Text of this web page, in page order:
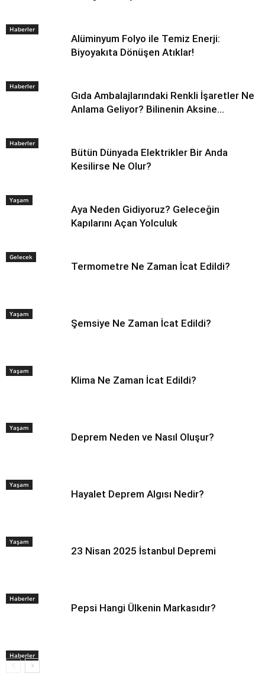
Haberler
Haberler
Alüminyum Folyo ile Temiz Enerji:
Biyoyakıta Dönüşen Atıklar!
Haberler
Gıda Ambalajlarındaki Renkli İşaretler Ne
Anlama Geliyor? Bilinenin Aksine…
Yaşam
Bütün Dünyada Elektrikler Bir Anda
Kesilirse Ne Olur?
Gelecek
Aya Neden Gidiyoruz? Geleceğin
Kapılarını Açan Yolculuk
Yaşam
Termometre Ne Zaman İcat Edildi?
Yaşam
Şemsiye Ne Zaman İcat Edildi?
Yaşam
Klima Ne Zaman İcat Edildi?
Yaşam
Deprem Neden ve Nasıl Oluşur?
Yaşam
Hayalet Deprem Algısı Nedir?
Haberler
23 Nisan 2025 İstanbul Depremi
Haberler
Pepsi Hangi Ülkenin Markasıdır?